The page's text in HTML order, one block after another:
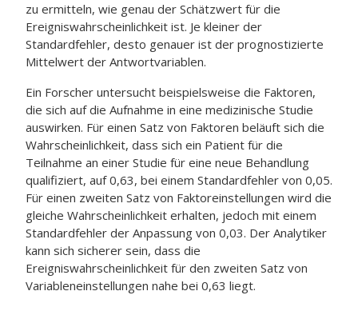
zu ermitteln, wie genau der Schätzwert für die
Ereigniswahrscheinlichkeit ist. Je kleiner der
Standardfehler, desto genauer ist der prognostizierte
Mittelwert der Antwortvariablen.
Ein Forscher untersucht beispielsweise die Faktoren,
die sich auf die Aufnahme in eine medizinische Studie
auswirken. Für einen Satz von Faktoren beläuft sich die
Wahrscheinlichkeit, dass sich ein Patient für die
Teilnahme an einer Studie für eine neue Behandlung
qualifiziert, auf 0,63, bei einem Standardfehler von 0,05.
Für einen zweiten Satz von Faktoreinstellungen wird die
gleiche Wahrscheinlichkeit erhalten, jedoch mit einem
Standardfehler der Anpassung von 0,03. Der Analytiker
kann sich sicherer sein, dass die
Ereigniswahrscheinlichkeit für den zweiten Satz von
Variableneinstellungen nahe bei 0,63 liegt.